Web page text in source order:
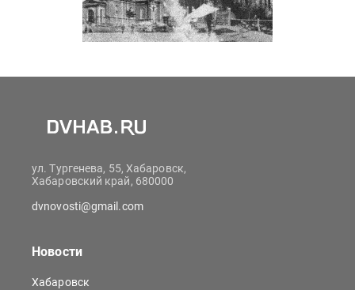
ул. Тургенева, 55, Хабаровск,
Хабаровский край, 680000
dvnovosti@gmail.com
Новости
Хабаровск